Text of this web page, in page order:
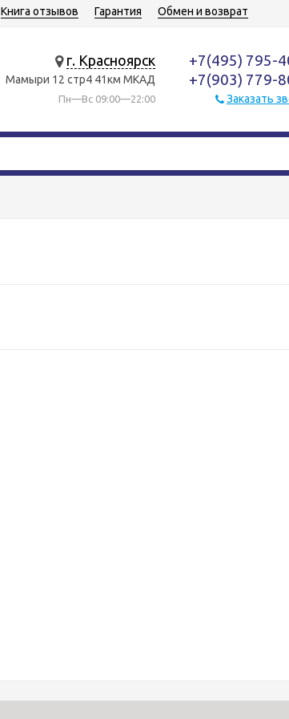
Книга отзывов Гарантия Обмен и возврат
г. Красноярск
Мамыри 12 стр4 41км МКАД
Пн—Вс 09:00—22:00
+7(495) 795-
+7(903) 779-
Заказать